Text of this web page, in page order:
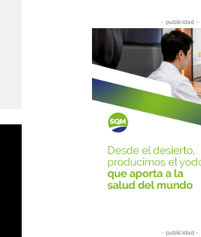
- publicidad -
- publicidad -